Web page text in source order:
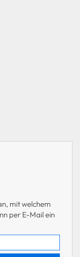
mit welchem
per E-Mail ein